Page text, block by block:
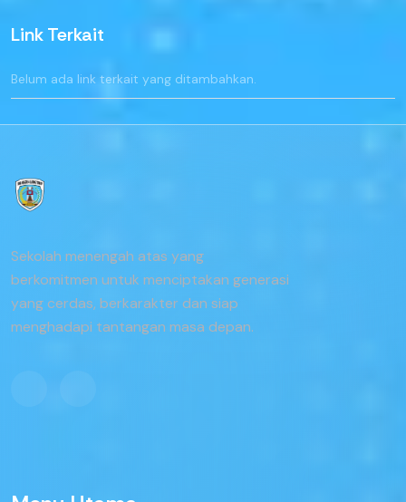
Link Terkait
Belum ada link terkait yang ditambahkan.
Sekolah menengah atas yang
berkomitmen untuk menciptakan generasi
yang cerdas, berkarakter dan siap
menghadapi tantangan masa depan.